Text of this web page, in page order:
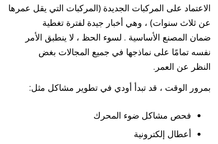
الاعتماد على المركبات الجديدة (المركبات التي يقل عمرها
عن ثلاث سنوات) ، وهي أخبار جيدة لفترة تغطية
ضمان المصنع الأساسية . لسوء الحظ ، لا ينطبق الأمر
نفسه تمامًا على نماذجها في جميع المجالات بغض
النظر عن العمر.
بمرور الوقت ، قد تبدأ أودي في تطوير مشاكل مثل:
فحص مشاكل ضوء المحرك
أعطال إلكترونية